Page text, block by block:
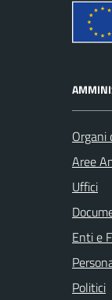
Organi
Aree
Uffici
Enti e
Politici